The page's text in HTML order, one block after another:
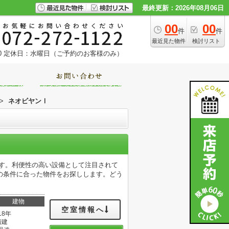
最終更新：2026年08月06日
00件
最近見た物件
00件
検討リスト
定休日：水曜日（ご予約のお客様のみ）
> ネオビヤンⅠ
。利便性の高い設備として注目されて
件に合った物件をお探しします。どう
建物
年
建
空室情報へ